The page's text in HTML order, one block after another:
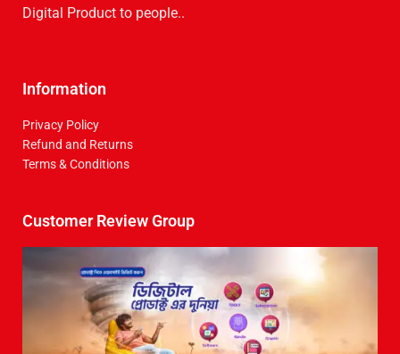
Digital Product to people..
Information
Privacy Policy
Refund and Returns
Terms & Conditions
Customer Review Group